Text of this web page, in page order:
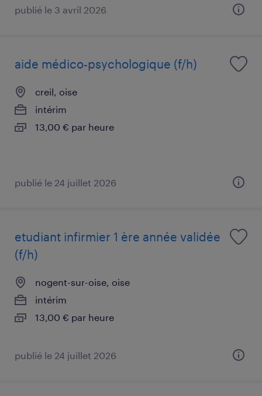
publié le 3 avril 2026
aide médico-psychologique (f/h)
creil, oise
intérim
13,00 € par heure
publié le 24 juillet 2026
etudiant infirmier 1 ère année validée
(f/h)
nogent-sur-oise, oise
intérim
13,00 € par heure
publié le 24 juillet 2026